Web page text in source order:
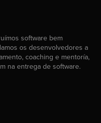
software bem
os desenvolvedores a
coaching e mentoría,
na entrega de software.